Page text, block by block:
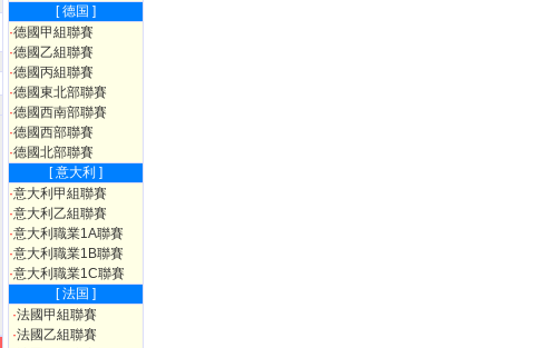
[ 德国 ]
·德國甲組聯賽
·德國乙組聯賽
·德國丙組聯賽
·德國東北部聯賽
·德國西南部聯賽
·德國西部聯賽
·德國北部聯賽
[ 意大利 ]
·意大利甲組聯賽
·意大利乙組聯賽
·意大利職業1A聯賽
·意大利職業1B聯賽
·意大利職業1C聯賽
[ 法国 ]
·法國甲組聯賽
·法國乙組聯賽